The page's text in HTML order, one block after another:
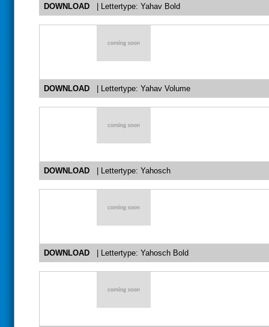
DOWNLOAD | Lettertype: Yahav Bold
DOWNLOAD | Lettertype: Yahav Volume
DOWNLOAD | Lettertype: Yahosch
DOWNLOAD | Lettertype: Yahosch Bold